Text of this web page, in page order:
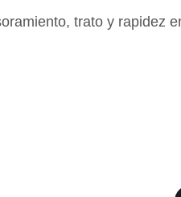
trato y rapidez